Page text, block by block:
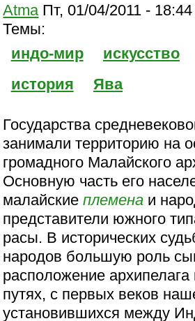
Atma Пт, 01/04/2011 - 18:44
Темы:
индо-мир
искусство
история
Ява
Государства
занимали территорию на
громадного Малайского
Основную часть его
малайскиеплемена и
представители южного
расы. В исторических
народов большую роль
расположение архипелага
путях, с первых веков
установившихся между